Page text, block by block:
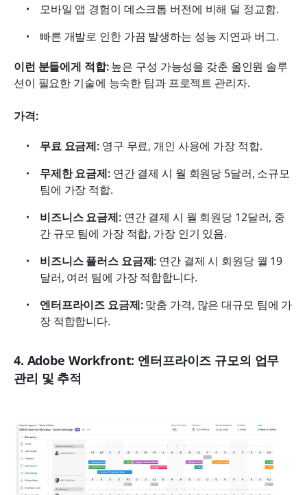
모바일 앱 경험이 데스크톱 버전에 비해 덜 정교함.
빠른 개발로 인한 가끔 발생하는 성능 지연과 버그.
이런 분들에게 적합: 높은 구성 가능성을 갖춘 올인원 솔루
션이 필요한 기술에 능숙한 팀과 프로젝트 관리자.
가격:
무료 요금제: 영구 무료, 개인 사용에 가장 적합.
무제한 요금제: 연간 결제 시 월 회원당 5달러, 소규모
팀에 가장 적합.
비즈니스 요금제: 연간 결제 시 월 회원당 12달러, 중
간 규모 팀에 가장 적합, 가장 인기 있음.
비즈니스 플러스 요금제: 연간 결제 시 회원당 월 19
달러, 여러 팀에 가장 적합합니다.
엔터프라이즈 요금제: 맞춤 가격, 많은 대규모 팀에 가
장 적합합니다.
4. Adobe Workfront: 엔터프라이즈 규모의 업무
관리 및 추적